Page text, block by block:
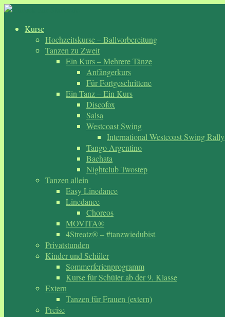
Zum
springenKurse
Hochzeitskurse – Ballvorbereitung
Tanzen zu Zweit
Ein Kurs – Mehrere Tänze
Anfängerkurs
Für Fortgeschrittene
Ein Tanz – Ein Kurs
Discofox
Salsa
Westcoast Swing
International Westcoast Swing Rally
Tango Argentino
Bachata
Nightclub Twostep
Tanzen allein
Easy Linedance
Linedance
Choreos
MOVITA®
4Streatz® – #tanzwiedubist
Privatstunden
Kinder und Schüler
Sommerferienprogramm
Kurse für Schüler ab der 9. Klasse
Extern
Tanzen für Frauen (extern)
Preise